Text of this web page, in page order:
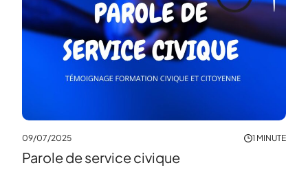
09/07/2025 1 MINUTE
Parole de service civique